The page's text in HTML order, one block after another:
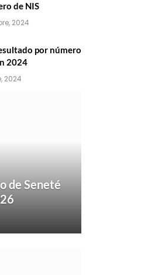
de NIS
2024
por número
2024
2024
de Seneté